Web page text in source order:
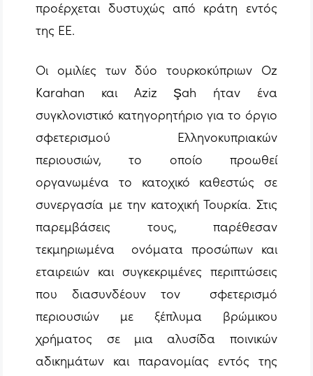
προέρχεται δυστυχώς από κράτη εντός
της ΕΕ.
Οι ομιλίες των δύο τουρκοκύπριων Oz
Karahan και Aziz Şah ήταν ένα
συγκλονιστικό κατηγορητήριο για το όργιο
σφετερισμού Ελληνοκυπριακών
περιουσιών, το οποίο προωθεί
οργανωμένα το κατοχικό καθεστώς σε
συνεργασία με την κατοχική Τουρκία. Στις
παρεμβάσεις τους, παρέθεσαν
τεκμηριωμένα ονόματα προσώπων και
εταιρειών και συγκεκριμένες περιπτώσεις
που διασυνδέουν τον σφετερισμό
περιουσιών με ξέπλυμα βρώμικου
χρήματος σε μια αλυσίδα ποινικών
αδικημάτων και παρανομίας εντός της